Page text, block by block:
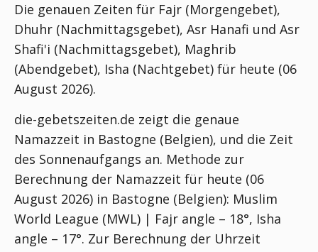
Die genauen Zeiten für Fajr (Morgengebet),
Dhuhr (Nachmittagsgebet), Asr Hanafi und Asr
Shafi'i (Nachmittagsgebet), Maghrib
(Abendgebet), Isha (Nachtgebet) für heute (06
August 2026).
die-gebetszeiten.de zeigt die genaue
Namazzeit in Bastogne (Belgien), und die Zeit
des Sonnenaufgangs an. Methode zur
Berechnung der Namazzeit für heute (06
August 2026) in Bastogne (Belgien): Muslim
World League (MWL) | Fajr angle – 18°, Isha
angle – 17°. Zur Berechnung der Uhrzeit